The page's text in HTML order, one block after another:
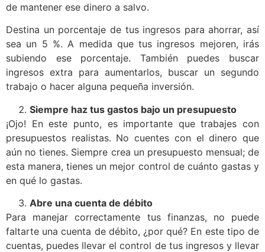
de mantener ese dinero a salvo.
Destina un porcentaje de tus ingresos para ahorrar, así
sea un 5 %. A medida que tus ingresos mejoren, irás
subiendo ese porcentaje. También puedes buscar
ingresos extra para aumentarlos, buscar un segundo
trabajo o hacer alguna pequeña inversión.
Siempre haz tus gastos bajo un presupuesto
¡Ojo! En este punto, es importante que trabajes con
presupuestos realistas. No cuentes con el dinero que
aún no tienes. Siempre crea un presupuesto mensual; de
esta manera, tienes un mejor control de cuánto gastas y
en qué lo gastas.
Abre una cuenta de débito
Para manejar correctamente tus finanzas, no puede
faltarte una cuenta de débito, ¿por qué? En este tipo de
cuentas, puedes llevar el control de tus ingresos y llevar